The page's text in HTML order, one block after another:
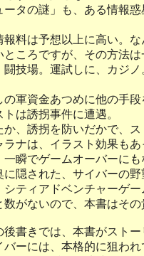
ータの謎」も、ある情報
報料は予想以上に高い。
ところですが、その方法
闘技場。運試しに、カジ
の軍資金あつめに他の手
は誘拐事件に遭遇。
、誘拐を防いだかで、
ラナは、イラスト効果も
一瞬でゲームオーバーに
に隠された、サイバーの
シティアドベンチャーゲ
数がないので、本書はそ
後書きでは、本書がスト
ーには、本格的に狙わ